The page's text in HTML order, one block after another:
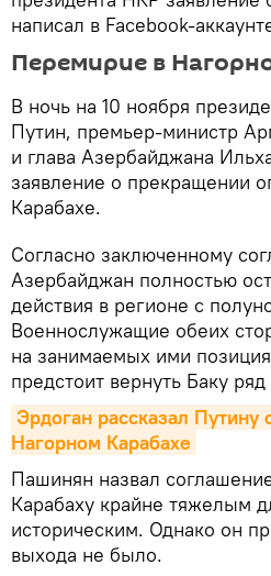
написал в Facebook-
Перемирие в
В ночь на 10 ноября
Путин, премьер-министр
и глава Азербайджана
заявление о прекращении
Карабахе.
Согласно заключенному
Азербайджан полностью
действия в регионе с
Военнослужащие обеих
на занимаемых ими
предстоит вернуть Баку
Эрдоган рассказал Путину
Нагорном Карабахе
Пашинян назвал
Карабаху крайне тяжелым
историческим. Однако он
выхода не было.